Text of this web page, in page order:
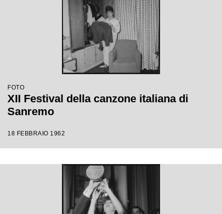
FOTO
XII Festival della canzone italiana di
Sanremo
18 FEBBRAIO 1962